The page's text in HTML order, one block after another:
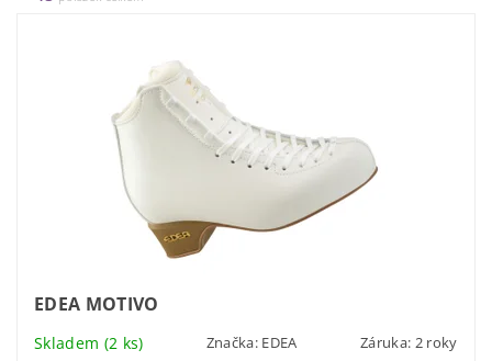
EDEA MOTIVO
Skladem (2 ks) Značka: EDEA Záruka: 2 roky